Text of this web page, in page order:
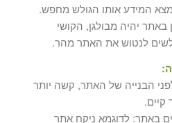
המידע אותו הגולש מחפש.
באתר יהיה מבולגן, הקושי
לנטוש את האתר מהר.
הבנייה של האתר, קשה יותר
באתר: לדוגמא ניקח אתר